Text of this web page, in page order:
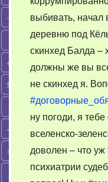
выбивать, начал
деревню под
скинхед Балда –
должны же вы
не скинхед я.
ну погоди, я
вселенско-
доволен – что
психиатрии